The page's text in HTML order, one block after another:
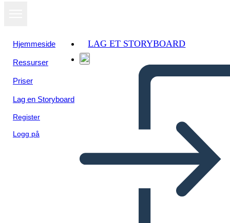
Hjemmeside
Ressurser
Priser
Lag en Storyboard
Register
Logg på
LAG ET STORYBOARD